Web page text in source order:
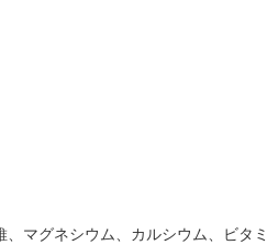
マグネシウム、カルシウム、ビタ